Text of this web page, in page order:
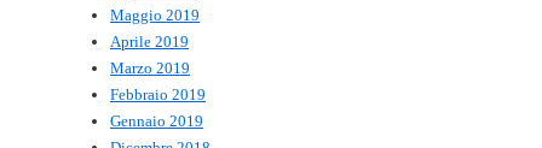
Maggio 2019
Aprile 2019
Marzo 2019
Febbraio 2019
Gennaio 2019